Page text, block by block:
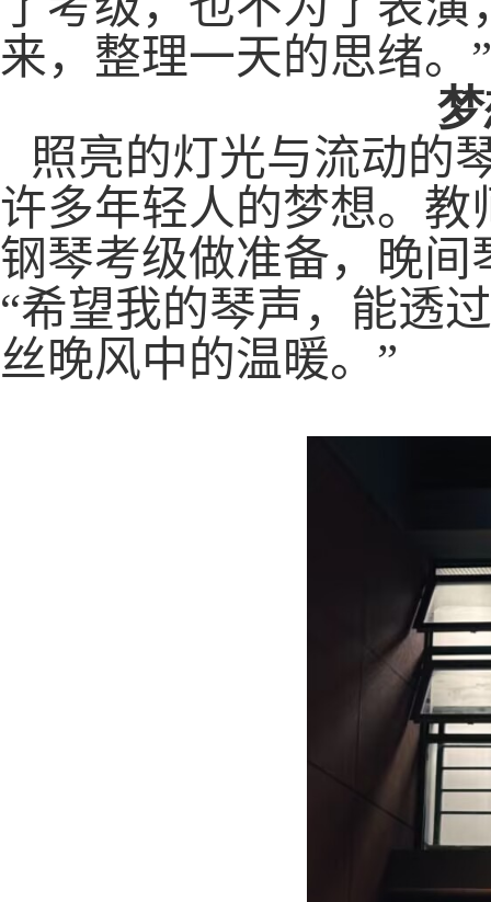
来，整理一天的思绪。”
照亮的灯光与流动的
许多年轻人的梦想。 教
钢琴考级做准备，晚间
“希望我的琴声 ，能透
丝晚风中的温暖。”